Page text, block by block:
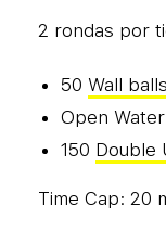
2 rondas por
50 Wall balls
Open
150 Double
Time Cap: 20